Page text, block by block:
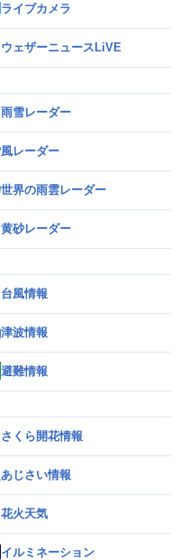
ライブカメラ
ウェザーニュースLiVE
雨雪レーダー
風レーダー
世界の雨雲レーダー
黄砂レーダー
台風情報
津波情報
避難情報
さくら開花情報
あじさい情報
花火天気
イルミネーション